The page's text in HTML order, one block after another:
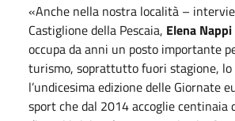
«Anche nella nostra località –
Castiglione della Pescaia, Elena Nappi
occupa da anni un posto importante
turismo, soprattutto fuori stagione,
l’undicesima edizione delle Giornate
sport che dal 2014 accoglie centinaia